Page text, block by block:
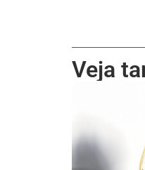
Veja